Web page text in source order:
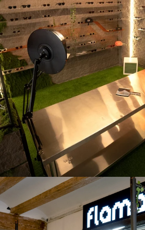
Baréin (EUR €)
Bélgica (EUR €)
Belice (BZD $)
Benín (XOF Fr)
Bermudas (USD
Bielorrusia
(EUR €)
Bolivia (BOB
Bs.)
Herzegovina
(BAM КМ)
Botsuana (BWP
Brasil (EUR €)
Brunéi (BND $)
Bulgaria (EUR
€)
Burkina Faso
Burundi (BIF
Fr)